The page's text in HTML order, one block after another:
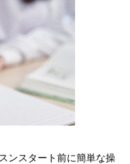
ンスタート前に簡単な操